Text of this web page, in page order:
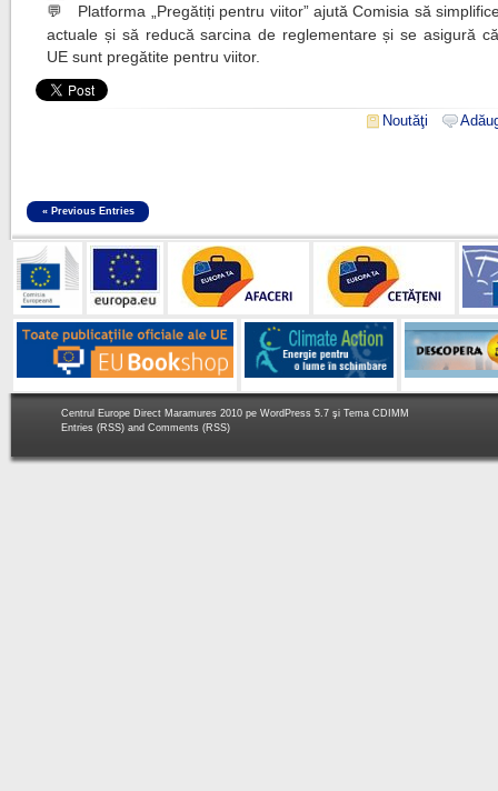
Platforma „Pregătiți pentru viitor” ajută Comisia să
actuale și să reducă sarcina de reglementare și se asigură
UE sunt pregătite pentru viitor.
Noutăţi
« Previous Entries
Centrul Europe Direct Maramures 2010 pe WordPress 5.7 şi Tema CDIMM
Entries (RSS) and Comments (RSS)